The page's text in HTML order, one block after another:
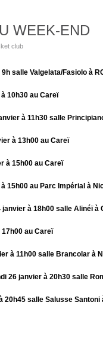
WEEK-END
club
salle Valgelata/Fasiolo à
10h30 au Careï
à 11h30 salle
à 13h00 au Careï
à 15h00 au Careï
15h00 au Parc Impérial à
janvier à 18h00 salle Alinéï à
17h00 au Careï
à 11h00 salle Brancolar à
26 janvier à 20h30 salle
20h45 salle Salusse Santoni